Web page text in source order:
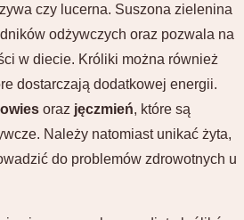
czy lucerna. Suszona zielenina
odżywczych oraz pozwala na
w diecie. Króliki można również
dostarczają dodatkowej energii.
owies oraz jęczmień, które są
Należy natomiast unikać żyta,
do problemów zdrowotnych u